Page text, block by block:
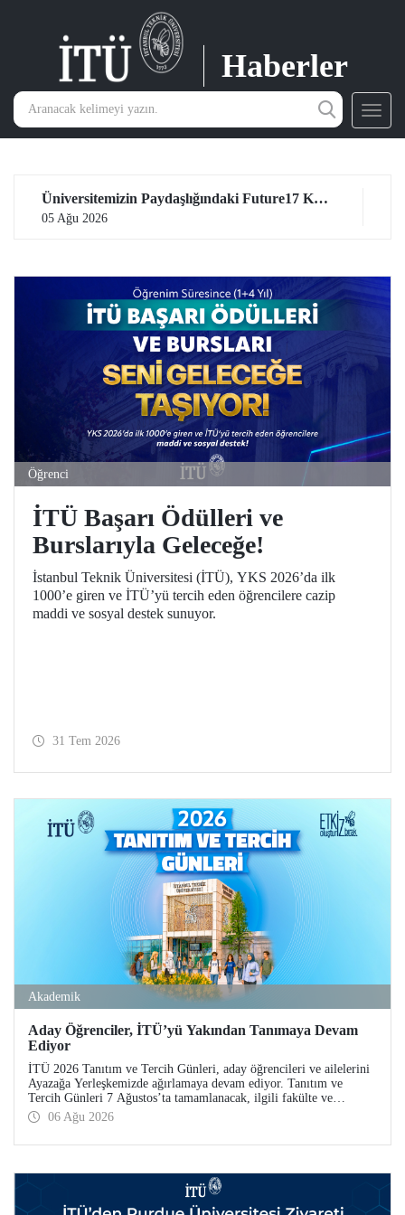
Haberler
Üniversitemizin Paydaşlığındaki Future17 Küresel Sürdürülebilirlik Proje Programı, Öğrencilerimizin Başvurularını Bekliyor
05 Ağu 2026
Öğrenci
İTÜ Başarı Ödülleri ve
Burslarıyla Geleceğe!
İstanbul Teknik Üniversitesi (İTÜ), YKS 2026’da ilk
1000’e giren ve İTÜ’yü tercih eden öğrencilere cazip
maddi ve sosyal destek sunuyor.
31 Tem 2026
Akademik
Aday Öğrenciler, İTÜ’yü Yakından Tanımaya Devam
Ediyor
İTÜ 2026 Tanıtım ve Tercih Günleri, aday öğrencileri ve ailelerini
Ayazağa Yerleşkemizde ağırlamaya devam ediyor. Tanıtım ve
Tercih Günleri 7 Ağustos’ta tamamlanacak, ilgili fakülte ve
birimler adaylara bilgi vermeye devam edecek.
06 Ağu 2026